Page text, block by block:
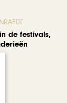
de festivals,